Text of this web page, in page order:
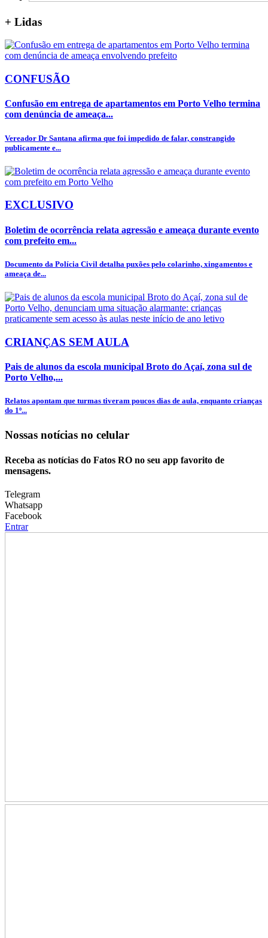
+ Lidas
CONFUSÃO
Confusão em entrega de apartamentos em Porto Velho termina
com denúncia de ameaça...
Vereador Dr Santana afirma que foi impedido de falar, constrangido
publicamente e...
EXCLUSIVO
Boletim de ocorrência relata agressão e ameaça durante evento
com prefeito em...
Documento da Polícia Civil detalha puxões pelo colarinho, xingamentos e
ameaça de...
CRIANÇAS SEM AULA
Pais de alunos da escola municipal Broto do Açaí, zona sul de
Porto Velho,...
Relatos apontam que turmas tiveram poucos dias de aula, enquanto crianças
do 1º...
Nossas notícias no celular
Receba as notícias do Fatos RO no seu app favorito de
mensagens.
Telegram
Whatsapp
Facebook
Entrar